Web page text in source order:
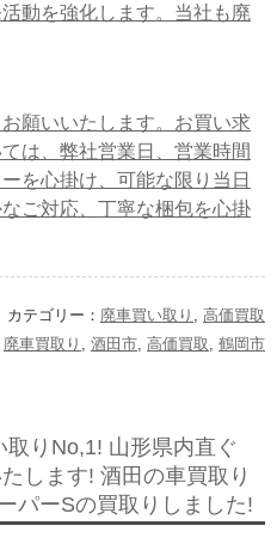
動を強化します。当社も廃
願いいたします。お買い求
は、弊社営業日、営業時間
を心掛け、可能な限り当日
ご対応、丁寧な梱包を心掛
カテゴリー： 廃車買い取り
高価買取
廃車買取り 酒田市 高価買取 鶴岡市
取りNo,1! 山形県内直ぐ
します! 酒田の車買取り
パーSの買取りしました!